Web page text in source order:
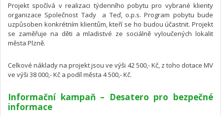
Projekt spočívá v realizaci týdenního pobytu pro vybrané klienty
organizace Společnost Tady a Teď, o.p.s. Program pobytu bude
uzpůsoben konkrétním klientům, kteří se ho budou účastnit. Projekt
se zaměřuje na děti a mladistvé ze sociálně vyloučených lokalit
města Plzně.
Celkové náklady na projekt jsou ve výši 42 500,- Kč, z toho dotace MV
ve výši 38 000,- Kč a podíl města 4 500,- Kč.
Informační kampaň – Desatero pro bezpečné
informace